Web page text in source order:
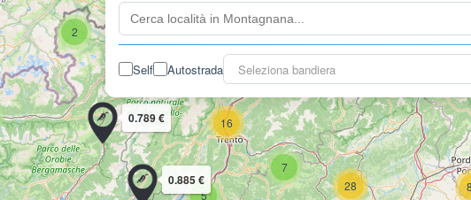
Self Autostrada Seleziona bandiera
2
7
28
16
10
5
0.885 €
0.789 €